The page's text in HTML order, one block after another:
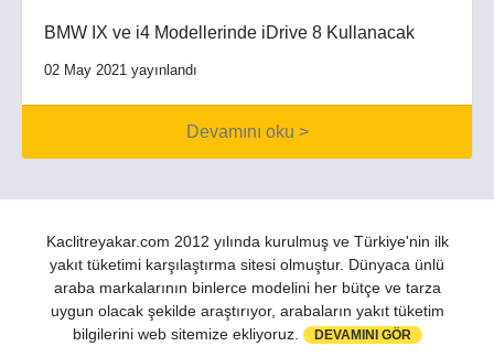
BMW IX ve i4 Modellerinde iDrive 8 Kullanacak
02 May 2021 yayınlandı
Devamını oku >
Kaclitreyakar.com 2012 yılında kurulmuş ve Türkiye'nin ilk
yakıt tüketimi karşılaştırma sitesi olmuştur. Dünyaca ünlü
araba markalarının binlerce modelini her bütçe ve tarza
uygun olacak şekilde araştırıyor, arabaların yakıt tüketim
bilgilerini web sitemize ekliyoruz.
DEVAMINI GÖR